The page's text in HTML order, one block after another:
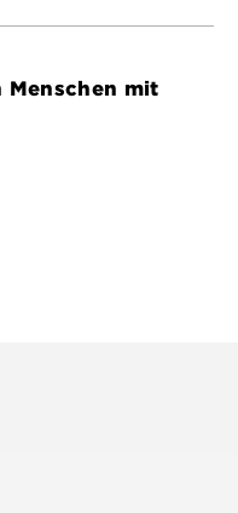
Menschen mit